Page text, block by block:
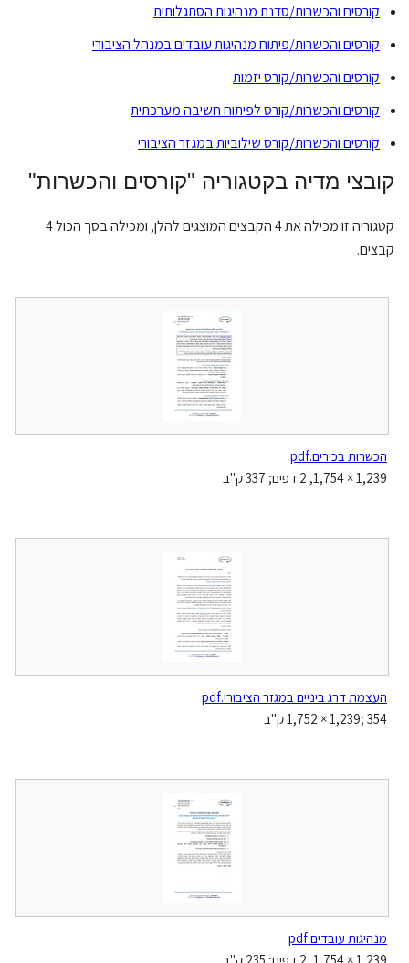
קורסים והכשרות/סדנת מנהיגות הסתגלותית
קורסים והכשרות/פיתוח מנהיגות עובדים במנהל הציבורי
קורסים והכשרות/קורס יזמות
קורסים והכשרות/קורס לפיתוח חשיבה מערכתית
קורסים והכשרות/קורס שילוביות במגזר הציבורי
קובצי מדיה בקטגוריה "קורסים והכשרות"
קטגוריה זו מכילה את 4 הקבצים המוצגים להלן, ומכילה בסך הכול 4
קבצים.
הכשרות בכירים.pdf
1,239 × 1,754, 2 דפים; 337 ק"ב
העצמת דרג ביניים במגזר הציבורי.pdf
‪1,752 × 1,239‬; 354 ק"ב
מנהיגות עובדים.pdf